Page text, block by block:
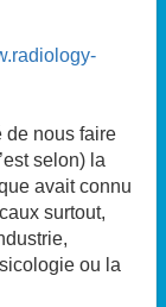
de nous faire
selon) la
avait connu
surtout,
ou la